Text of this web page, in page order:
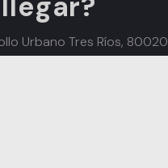
Urbano Tres Ríos,